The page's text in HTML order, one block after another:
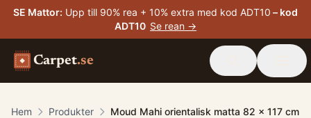
SE Mattor: Upp till 90% rea + 10% extra med kod ADT10 – kod
ADT10 Se rean →
Carpet.se
Hem Produkter Moud Mahi orientalisk matta 82 x 117 cm